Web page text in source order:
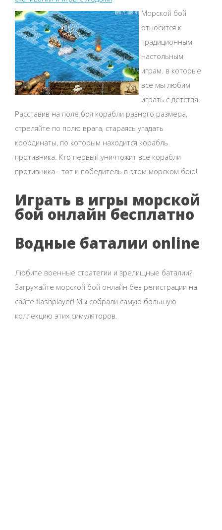
Морской бой
относится к
традиционным
настольным
играм. в которые
все мы любим
играть с детства.
Расставив на поле боя корабли разного размера,
стреляйте по полю врага, стараясь угадать
координаты, по которым находится корабль
противника. Кто первый уничтожит все корабли
противника - тот и победитель в этом морском бою!
Играть в игры морской
бой онлайн бесплатно
Водные баталии online
Любите военные стратегии и зрелищные баталии?
Загружайте морской бой онлайн без регистрации на
сайте flashplayer! Мы собрали самую большую
коллекцию этих симуляторов.